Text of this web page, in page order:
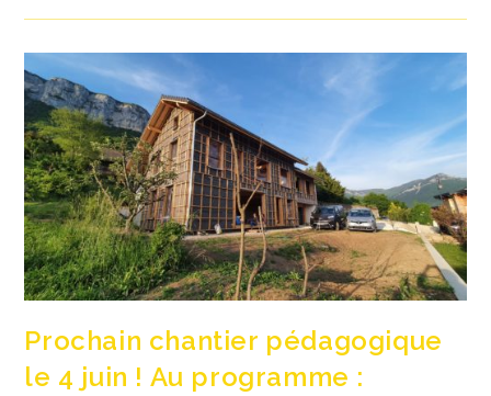
Réussie
Prochain chantier pédagogique
le 4 juin ! Au programme :